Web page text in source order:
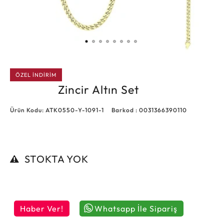
ÖZEL İNDİRİM
Zincir Altın Set
Ürün Kodu: ATK0550-Y-1091-1 Barkod : 0031366390110
STOKTA YOK
Haber Ver! Whatsapp İle Sipariş